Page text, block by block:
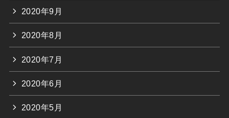
2020年9月
2020年8月
2020年7月
2020年6月
2020年5月